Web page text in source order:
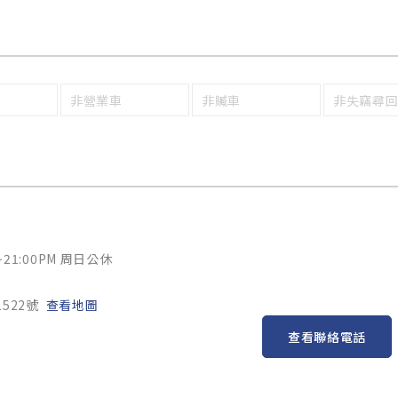
非營業車 非贓車 非失竊尋
周日公休
號 查看地圖
查看聯絡電話